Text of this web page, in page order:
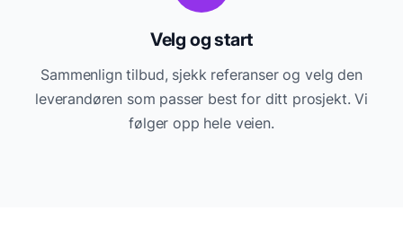
Velg og start
Sammenlign tilbud, sjekk referanser og velg den
leverandøren som passer best for ditt prosjekt. Vi
følger opp hele veien.